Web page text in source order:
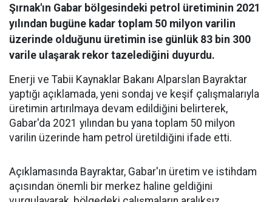
Şırnak'ın Gabar bölgesindeki petrol üretiminin 2021
yılından bugüne kadar toplam 50 milyon varilin
üzerinde olduğunu üretimin ise günlük 83 bin 300
varile ulaşarak rekor tazelediğini duyurdu.
Enerji ve Tabii Kaynaklar Bakanı Alparslan Bayraktar
yaptığı açıklamada, yeni sondaj ve keşif çalışmalarıyla
üretimin artırılmaya devam edildiğini belirterek,
Gabar'da 2021 yılından bu yana toplam 50 milyon
varilin üzerinde ham petrol üretildiğini ifade etti.
Açıklamasında Bayraktar, Gabar'ın üretim ve istihdam
açısından önemli bir merkez haline geldiğini